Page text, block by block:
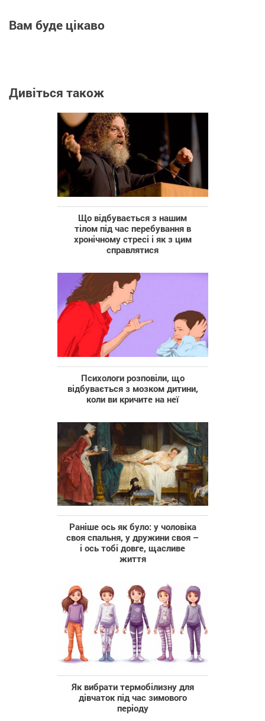
Вам буде цікаво
Дивіться також
Що відбувається з нашим
тілом під час перебування в
хронічному стресі і як з цим
справлятися
Психологи розповіли, що
відбувається з мозком дитини,
коли ви кричите на неї
Раніше ось як було: у чоловіка
своя спальня, у дружини своя –
і ось тобі довге, щасливе
життя
Як вибрати термобілизну для
дівчаток під час зимового
періоду